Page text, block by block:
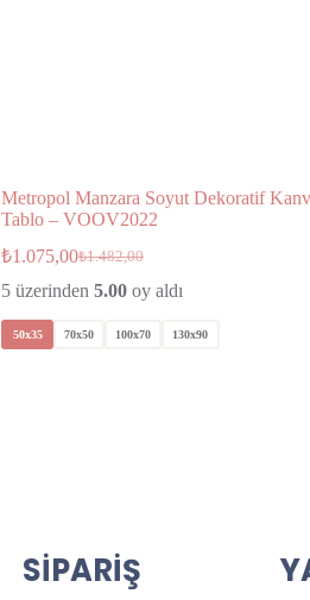
Metropol Manzara Soyut Dekoratif
Tablo – VOOV2022
₺1.482,00
₺1.075,00
5 üzerinden5.00 oy aldı
50x35 70x50 100x70 130x90
SİPARİŞ